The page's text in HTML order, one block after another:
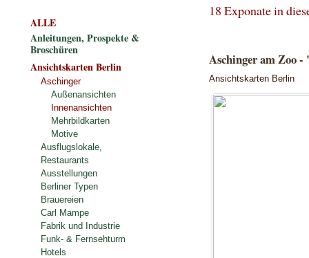
18 Exponate in
Aschinger am Zoo
Ansichtskarten Berlin
ALLE
Anleitungen, Prospekte &
Broschüren
Ansichtskarten Berlin
Aschinger
Außenansichten
Innenansichten
Mehrbildkarten
Motive
Ausflugslokale,
Restaurants
Ausstellungen
Berliner Typen
Brauereien
Carl Mampe
Fabrik und Industrie
Funk- & Fernsehturm
Hotels